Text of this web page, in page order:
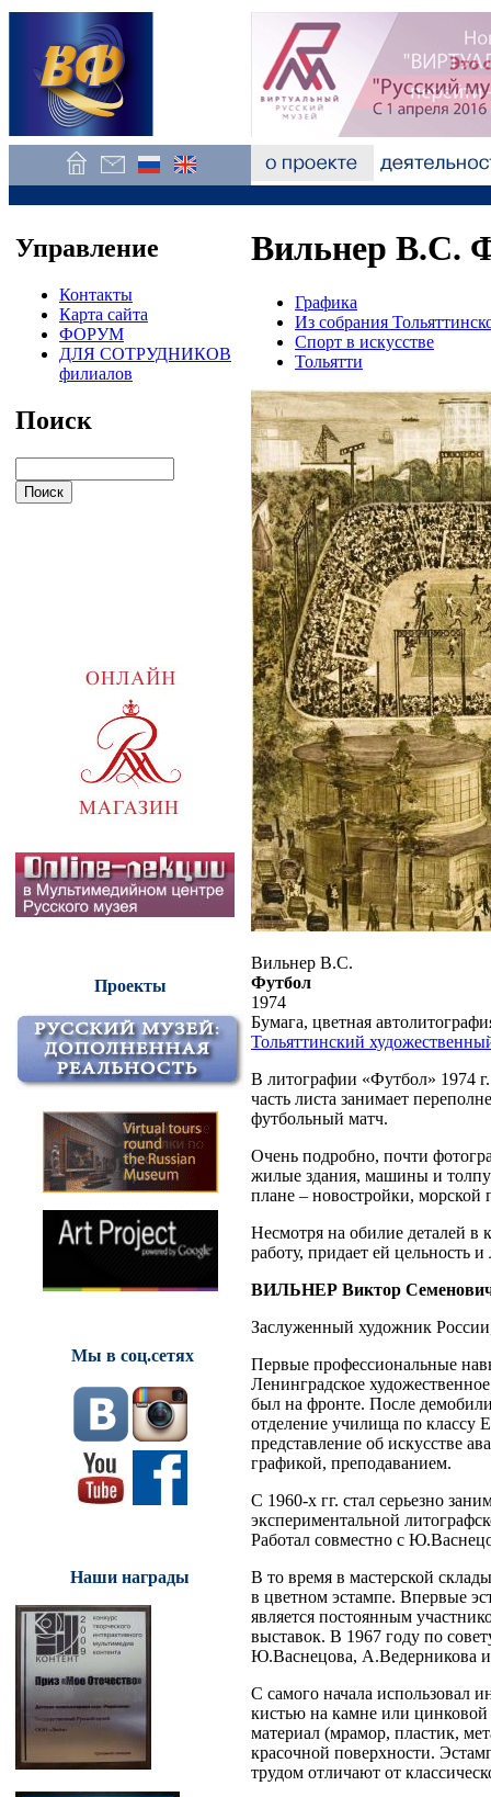
Управление
Контакты
Карта сайта
ФОРУМ
ДЛЯ СОТРУДНИКОВ
филиалов
Поиск
Проекты
Мы в соц.сетях
Наши награды
Вильнер В.С.
Графика
Из собрания
Спорт в искусстве
Тольятти
Вильнер В.С.
Футбол
1974
Бумага, цветная
Тольяттинский
В литографии «Футбол» 1974
часть листа занимает
футбольный матч.
Очень подробно, почти
жилые здания, машины и толпу
плане – новостройки,
Несмотря на обилие деталей в
работу, придает ей цельность
ВИЛЬНЕР Виктор
Заслуженный художник
Первые профессиональные
Ленинградское
был на фронте. После
отделение училища по
представление об искусстве
графикой, преподаванием.
С 1960-х гг. стал серьезно
экспериментальной
Работал совместно с
В то время в мастерской
в цветном эстампе. Впервые
является постоянным
выставок. В 1967 году по
Ю.Васнецова, А.Ведерникова
С самого начала использовал
кистью на камне или
материал (мрамор, пластик,
красочной поверхности.
трудом отличают от